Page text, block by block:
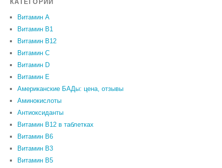
КАТЕГОРИИ
Витамин A
Витамин B1
Витамин B12
Витамин C
Витамин D
Витамин Е
Американские БАДы: цена, отзывы
Аминокислоты
Антиоксиданты
Витамин B12 в таблетках
Витамин B6
Витамин В3
Витамин В5